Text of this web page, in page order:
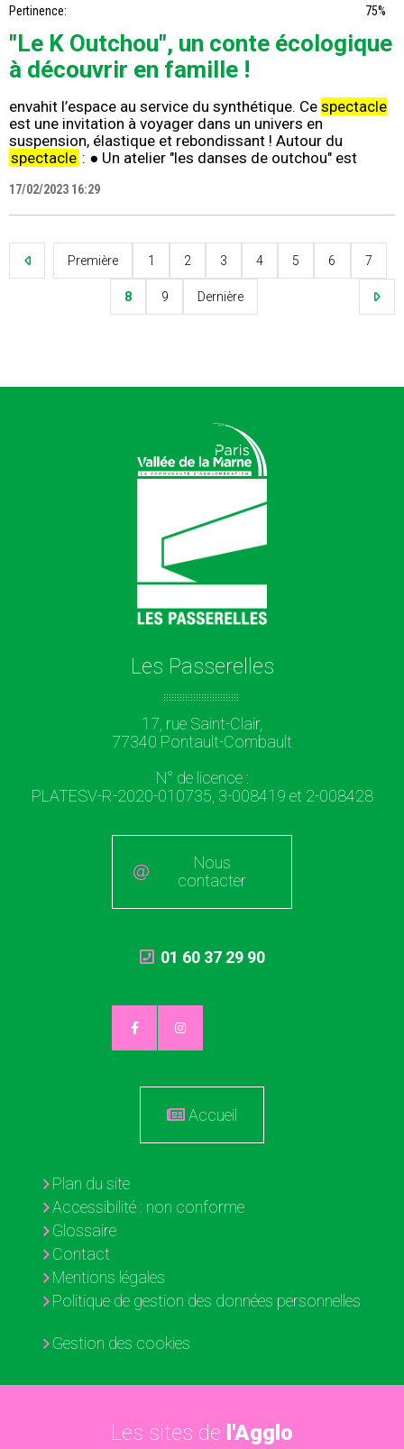
Pertinence: 75%
"Le K Outchou", un conte écologique
à découvrir en famille !
envahit l’espace au service du synthétique. Ce spectacle
est une invitation à voyager dans un univers en
suspension, élastique et rebondissant ! Autour du
spectacle : ● Un atelier "les danses de outchou" est
17/02/2023 16:29
Première 1 2 3 4 5 6 7
8 9 Dernière
Les Passerelles
17, rue Saint-Clair,
77340 Pontault-Combault
N° de licence :
PLATESV-R-2020-010735, 3-008419 et 2-008428
Nous
contacter
01 60 37 29 90
Accueil
Plan du site
Accessibilité : non conforme
Glossaire
Contact
Mentions légales
Politique de gestion des données personnelles
Gestion des cookies
Les sites de l'Agglo